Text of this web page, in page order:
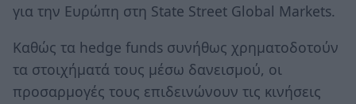
για την Ευρώπη στη State Street Global Markets.
Καθώς τα hedge funds συνήθως χρηματοδοτούν
τα στοιχήματά τους μέσω δανεισμού, οι
προσαρμογές τους επιδεινώνουν τις κινήσεις